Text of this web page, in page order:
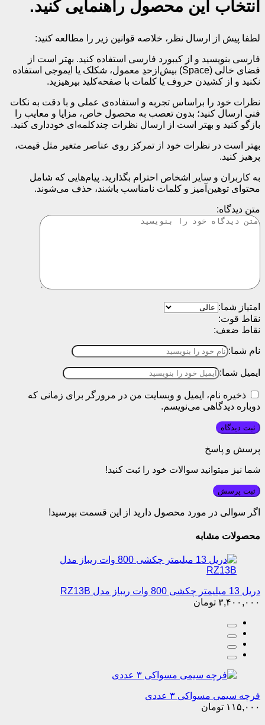
انتخاب این محصول راهنمایی کنید.
لطفا پیش از ارسال نظر، خلاصه قوانین زیر را مطالعه کنید:
فارسی بنویسید و از کیبورد فارسی استفاده کنید. بهتر است از
فضای خالی (Space) بیش‌از‌حدِ معمول، شکلک یا ایموجی استفاده
نکنید و از کشیدن حروف یا کلمات با صفحه‌کلید بپرهیزید.
نظرات خود را براساس تجربه و استفاده‌ی عملی و با دقت به نکات
فنی ارسال کنید؛ بدون تعصب به محصول خاص، مزایا و معایب را
بازگو کنید و بهتر است از ارسال نظرات چندکلمه‌‌ای خودداری کنید.
بهتر است در نظرات خود از تمرکز روی عناصر متغیر مثل قیمت،
پرهیز کنید.
به کاربران و سایر اشخاص احترام بگذارید. پیام‌هایی که شامل
محتوای توهین‌آمیز و کلمات نامناسب باشند، حذف می‌شوند.
متن دیدگاه:
امتیاز شما:
نقاط قوت:
نقاط ضعف:
نام شما:
ایمیل شما:
ذخیره نام، ایمیل و وبسایت من در مرورگر برای زمانی که
دوباره دیدگاهی می‌نویسم.
پرسش و پاسخ
شما نیز میتوانید سوالات خود را ثبت کنید!
ثبت پرسش
اگر سوالی در مورد محصول دارید از این قسمت بپرسید!
محصولات مشابه
دریل 13 میلیمتر چکشی 800 وات ریباز مدل RZ13B
۳,۴۰۰,۰۰۰ تومان
فرچه سیمی مسواکی ۳ عددی
۱۱۵,۰۰۰ تومان